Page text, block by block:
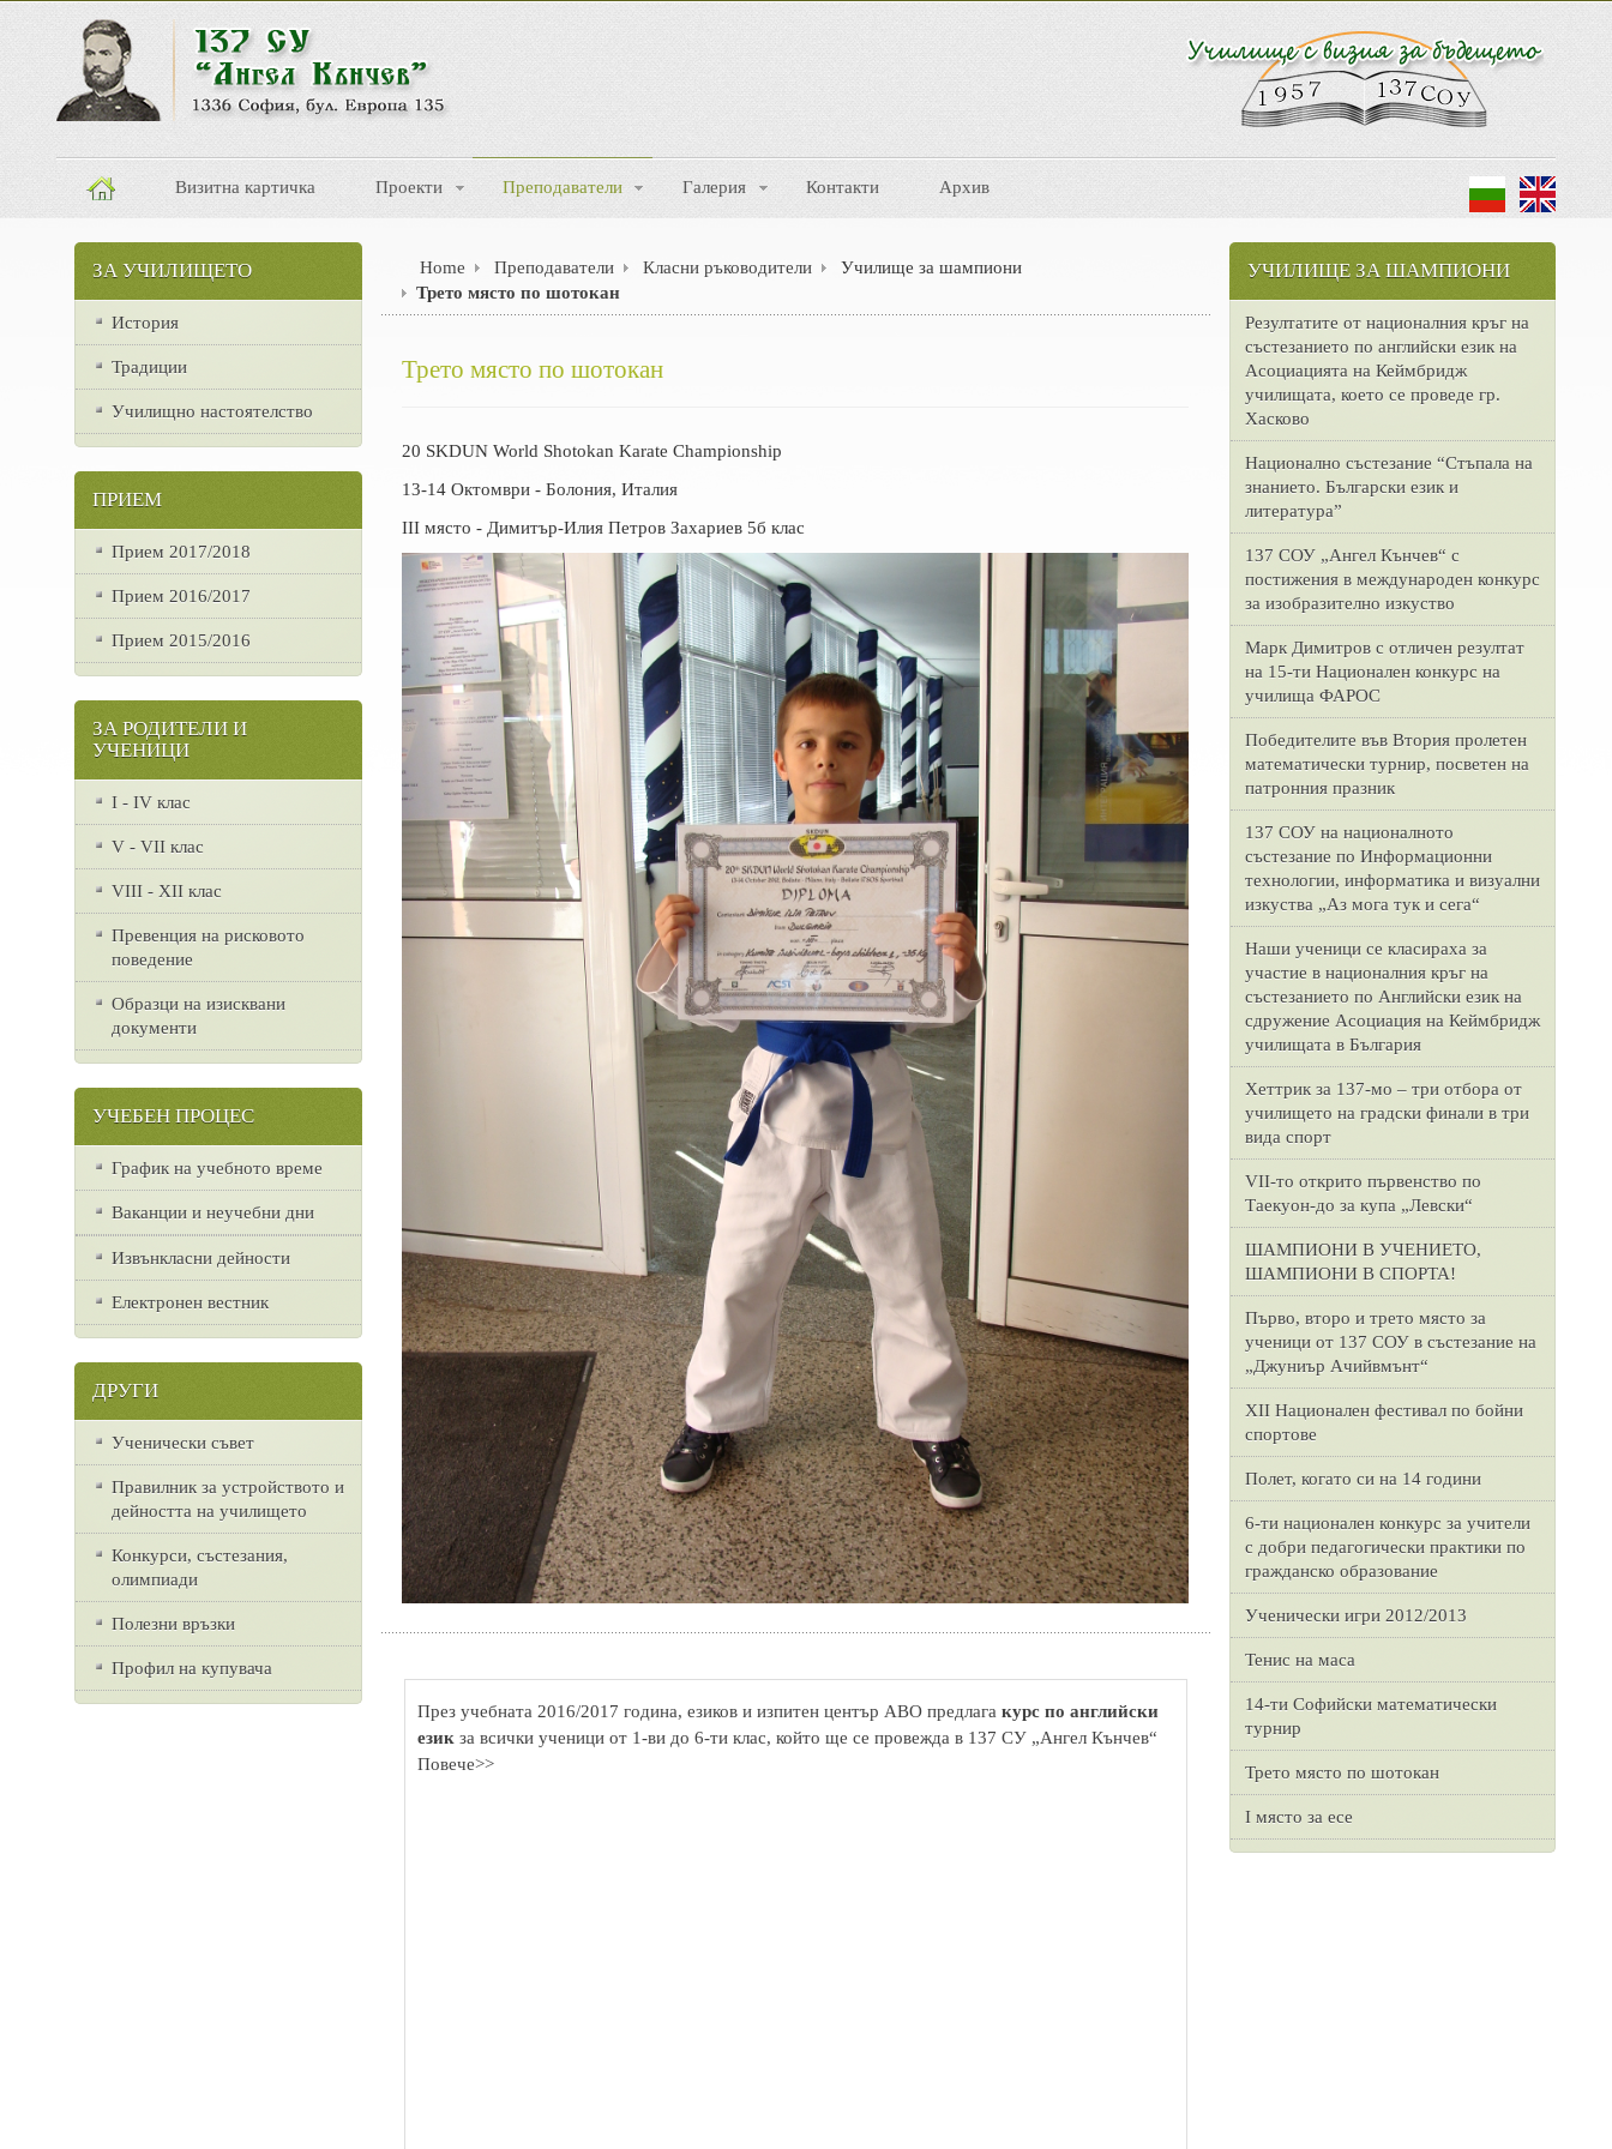
Визитна картичка Проекти Преподаватели Галерия Контакти Архив
Home Преподаватели Класни ръководители
Училище за шампиони
Трето място по шотокан
Трето място по шотокан
20 SKDUN World Shotokan Karate Championship
13-14 Октомври - Болония, Италия
III място - Димитър-Илия Петров Захариев 5б клас
През учебната 2016/2017 година, езиков и изпитен център АВО предлага курс по английски
език за всички ученици от 1-ви до 6-ти клас, който ще се провежда в 137 СУ „Ангел Кънчев“
Повече>>
ЗА УЧИЛИЩЕТО
История
Традиции
Училищно настоятелство
ПРИЕМ
Прием 2017/2018
Прием 2016/2017
Прием 2015/2016
ЗА РОДИТЕЛИ И
УЧЕНИЦИ
I - IV клас
V - VII клас
VІІІ - ХІІ клас
Превенция на рисковото
поведение
Образци на изисквани
документи
УЧЕБЕН ПРОЦЕС
График на учебното време
Ваканции и неучебни дни
Извънкласни дейности
Електронен вестник
ДРУГИ
Ученически съвет
Правилник за устройството и
дейността на училището
Конкурси, състезания,
олимпиади
Полезни връзки
Профил на купувача
УЧИЛИЩЕ ЗА ШАМПИОНИ
Резултатите от националния кръг на
състезанието по английски език на
Асоциацията на Кеймбридж
училищата, което се проведе гр.
Хасково
Национално състезание “Стъпала на
знанието. Български език и
литература”
137 СОУ „Ангел Кънчев“ с
постижения в международен конкурс
за изобразително изкуство
Марк Димитров с отличен резултат
на 15-ти Национален конкурс на
училища ФАРОС
Победителите във Втория пролетен
математически турнир, посветен на
патронния празник
137 СОУ на националното
състезание по Информационни
технологии, информатика и визуални
изкуства „Аз мога тук и сега“
Наши ученици се класираха за
участие в националния кръг на
състезанието по Английски език на
сдружение Асоциация на Кеймбридж
училищата в България
Хеттрик за 137-мо – три отбора от
училището на градски финали в три
вида спорт
VII-то открито първенство по
Таекуон-до за купа „Левски“
ШАМПИОНИ В УЧЕНИЕТО,
ШАМПИОНИ В СПОРТА!
Първо, второ и трето място за
ученици от 137 СОУ в състезание на
„Джуниър Ачийвмънт“
XII Национален фестивал по бойни
спортове
Полет, когато си на 14 години
6-ти национален конкурс за учители
с добри педагогически практики по
гражданско образование
Ученически игри 2012/2013
Тенис на маса
14-ти Софийски математически
турнир
Трето място по шотокан
I място за есе